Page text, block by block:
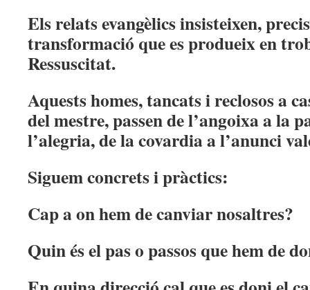
Els relats evangèlics insisteixen,
transformació que es produeix en
Ressuscitat.
Aquests homes, tancats i reclosos a
del mestre, passen de l’angoixa a la
l’alegria, de la covardia a l’anunci
Siguem concrets i pràctics:
Cap a on hem de canviar nosaltres?
Quin és el pas o passos que hem de